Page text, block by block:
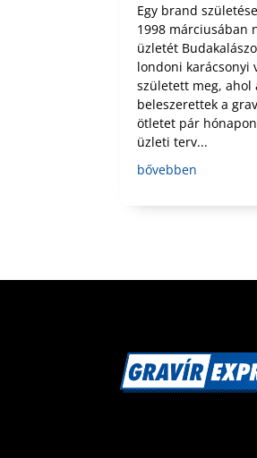
Egy brand
1998 márciusában
üzletét
londoni karácsonyi
született meg, ahol
beleszerettek a
ötletet pár
üzleti terv...
bővebben